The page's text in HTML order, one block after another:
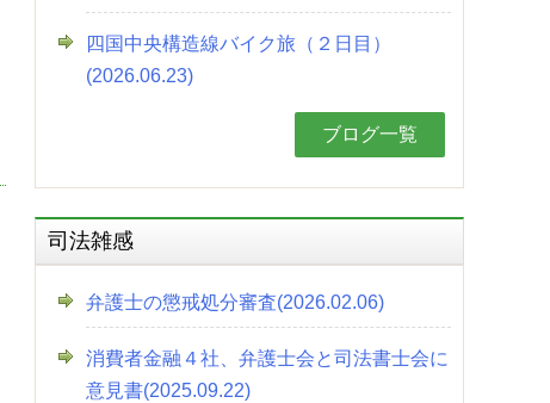
四国中央構造線バイク旅（２日目）
(2026.06.23)
ブログ一覧
司法雑感
弁護士の懲戒処分審査(2026.02.06)
消費者金融４社、弁護士会と司法書士会に
意見書(2025.09.22)